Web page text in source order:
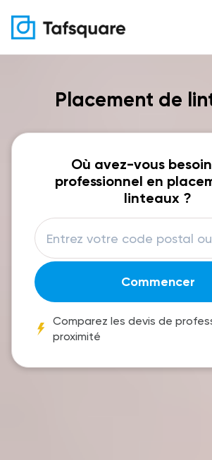
Placement de
Où avez-vous
professionnel en
linteaux ?
Commencer
Comparez les devis de
proximité